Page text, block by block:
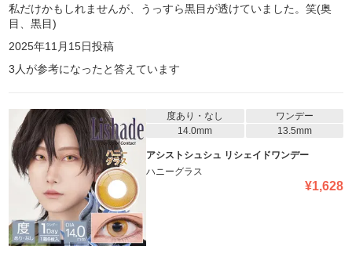
私だけかもしれませんが、うっすら黒目が透けていました。笑(奥
目、黒目)
2025年11月15日投稿
3 人が参考になったと答えています
度あり・なし
ワンデー
14.0mm
13.5mm
アシストシュシュ リシェイドワンデー
ハニーグラス
¥1,628